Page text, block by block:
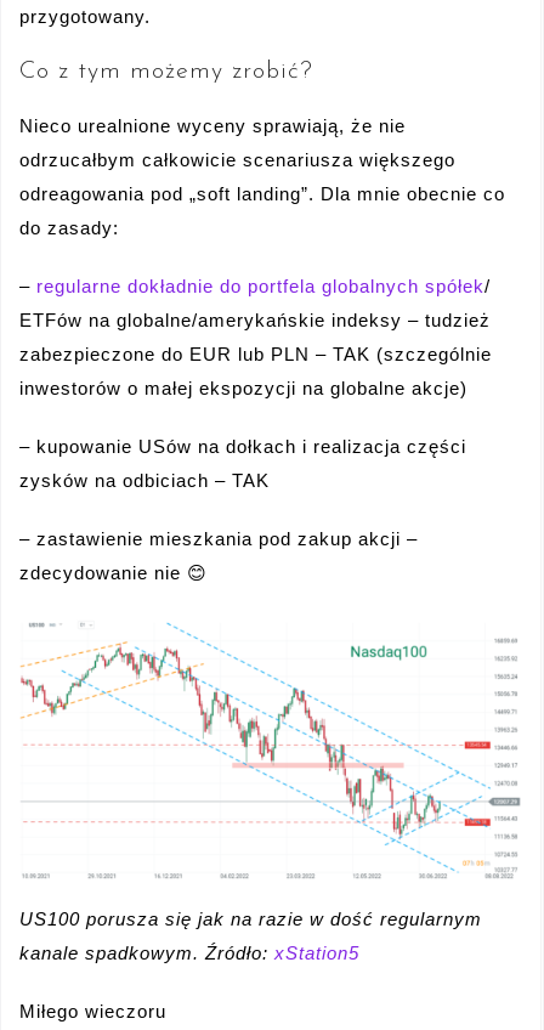
przygotowany.
Co z tym możemy zrobić?
Nieco urealnione wyceny sprawiają, że nie
odrzucałbym całkowicie scenariusza większego
odreagowania pod „soft landing”. Dla mnie obecnie co
do zasady:
– regularne dokładnie do portfela globalnych spółek/
ETFów na globalne/amerykańskie indeksy – tudzież
zabezpieczone do EUR lub PLN – TAK (szczególnie
inwestorów o małej ekspozycji na globalne akcje)
– kupowanie USów na dołkach i realizacja części
zysków na odbiciach – TAK
– zastawienie mieszkania pod zakup akcji –
zdecydowanie nie 😊
US100 porusza się jak na razie w dość regularnym
kanale spadkowym. Źródło: xStation5
Miłego wieczoru